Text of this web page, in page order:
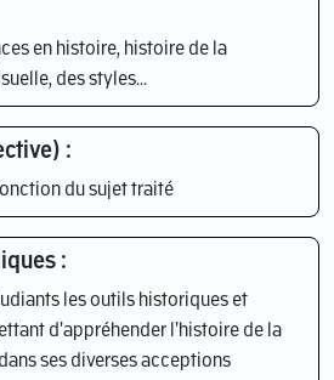
en histoire, histoire de la
des styles...
:
du sujet traité
:
les outils historiques et
d'appréhender l'histoire de la
ses diverses acceptions